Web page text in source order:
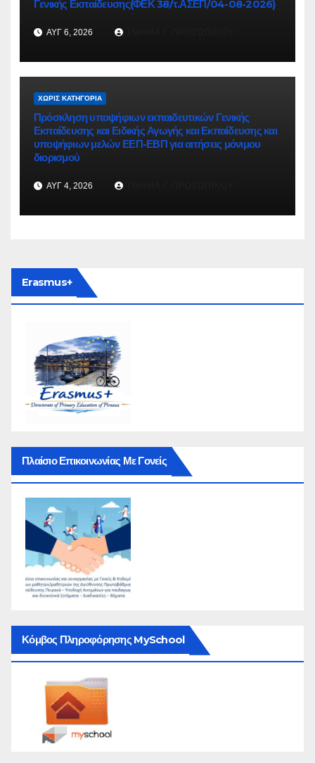
Γενικής Εκπαίδευσης(ΦΕΚ 38/τ.ΑΣΕΠ/04-08-2026)
ΑΥΓ 6, 2026
ΧΩΡΊΣ ΚΑΤΗΓΟΡΊΑ
Πρόσκληση υποψήφιων εκπαιδευτικών Γενικής
Εκπαίδευσης και Ειδικής Αγωγής και Εκπαίδευσης και
υποψήφιων μελών ΕΕΠ-ΕΒΠ για αιτήσεις μόνιμου
διορισμού
ΑΥΓ 4, 2026
Erasmus+
Πλαίσιο Επικοινωνίας Με Γονείς
Κόμβος Πληροφόρησης MySchool